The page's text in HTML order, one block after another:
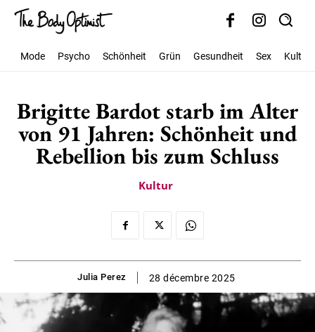
Mode Psycho Schönheit Grün Gesundheit Sex Kultur
Brigitte Bardot starb im Alter
von 91 Jahren: Schönheit und
Rebellion bis zum Schluss
Kultur
Julia Perez 28 décembre 2025